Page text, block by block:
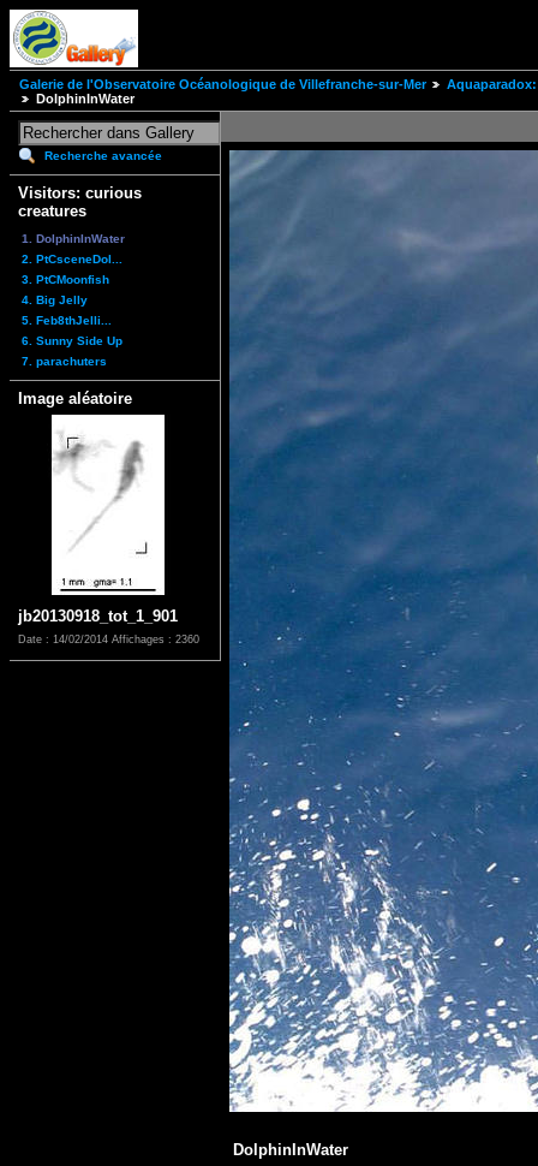
Galerie de l'Observatoire Océanologique de Villefranche-sur-Mer
DolphinInWater
Recherche avancée
Visitors: curious
creatures
1. DolphinInWater
2. PtCsceneDol...
3. PtCMoonfish
4. Big Jelly
5. Feb8thJelli...
6. Sunny Side Up
7. parachuters
Image aléatoire
jb20130918_tot_1_901
Date : 14/02/2014 Affichages : 2360
DolphinInWater